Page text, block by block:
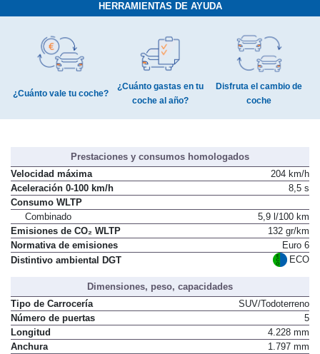
HERRAMIENTAS DE AYUDA
¿Cuánto vale tu coche?
¿Cuánto gastas en tu
coche al año?
Disfruta el cambio de
coche
Prestaciones y consumos homologados
Velocidad máxima
204 km/h
Aceleración 0-100 km/h
8,5 s
Consumo WLTP
Combinado
5,9 l/100 km
Emisiones de CO₂ WLTP
132 gr/km
Normativa de emisiones
Euro 6
Distintivo ambiental DGT
ECO
Dimensiones, peso, capacidades
Tipo de Carrocería
SUV/Todoterreno
Número de puertas
5
Longitud
4.228 mm
Anchura
1.797 mm